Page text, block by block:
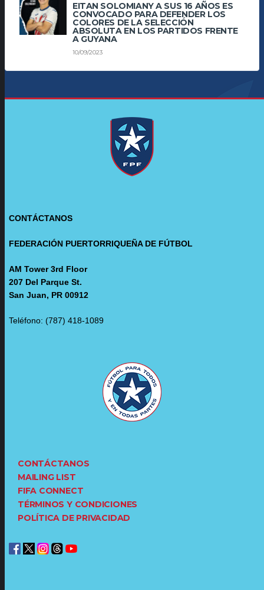
EITAN SOLOMIANY A SUS 16 AÑOS ES
CONVOCADO PARA DEFENDER LOS
COLORES DE LA SELECCIÓN
ABSOLUTA EN LOS PARTIDOS FRENTE
A GUYANA
10/09/2023
CONTÁCTANOS
FEDERACIÓN PUERTORRIQUEÑA DE FÚTBOL
AM Tower 3rd Floor
207 Del Parque St.
San Juan, PR 00912
Teléfono: (787) 418-1089
CONTÁCTANOS
MAILING LIST
FIFA CONNECT
TÉRMINOS Y CONDICIONES
POLÍTICA DE PRIVACIDAD